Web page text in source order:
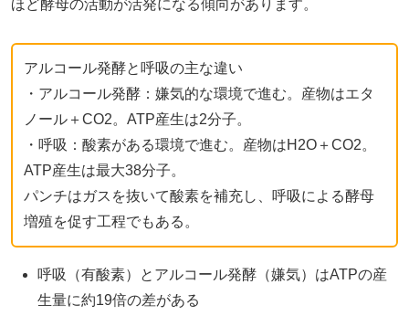
ほど酵母の活動が活発になる傾向があります。
アルコール発酵と呼吸の主な違い
・アルコール発酵：嫌気的な環境で進む。産物はエタ
ノール＋CO2。ATP産生は2分子。
・呼吸：酸素がある環境で進む。産物はH2O＋CO2。
ATP産生は最大38分子。
パンチはガスを抜いて酸素を補充し、呼吸による酵母
増殖を促す工程でもある。
呼吸（有酸素）とアルコール発酵（嫌気）はATPの産
生量に約19倍の差がある